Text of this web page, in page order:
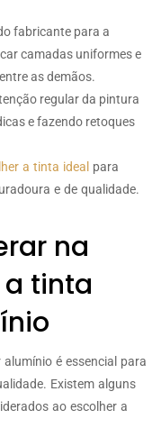
fabricante para a
camadas uniformes e
as demãos.
regular da pintura
e fazendo retoques
a tinta ideal para
e de qualidade.
na
tinta
é essencial para
Existem alguns
ao escolher a